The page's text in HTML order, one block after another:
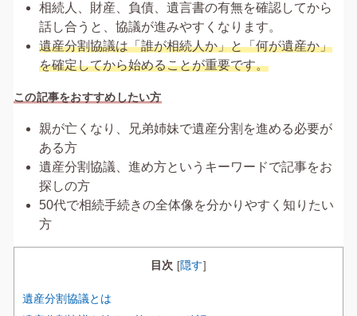
相続人、財産、負債、遺言書の有無を確認してから
話し合うと、協議が進みやすくなります。
遺産分割協議は「誰が相続人か」と「何が遺産か」
を確定してから始めることが重要です。
この記事をおすすめしたい方
親が亡くなり、兄弟姉妹で遺産分割を進める必要が
ある方
遺産分割協議、進め方というキーワードで記事をお
探しの方
50代で相続手続きの全体像を分かりやすく知りたい
方
目次 隠す
遺産分割協議とは